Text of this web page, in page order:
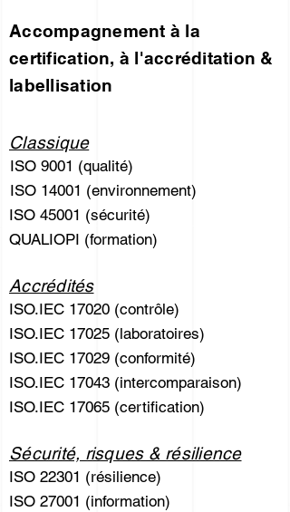
Accompagnement à la
certification, à l'accréditation &
labellisation
Classique
ISO 9001 (qualité)
ISO 14001 (environnement)
ISO 45001 (sécurité)
QUALIOPI (formation)
Accrédités
ISO.IEC 17020 (contrôle)
ISO.IEC 17025 (laboratoires)
ISO.IEC 17029 (conformité)
ISO.IEC 17043 (intercomparaison)
ISO.IEC 17065 (certification)
Sécurité, risques & résilience
ISO 22301 (résilience)
ISO 27001 (information)